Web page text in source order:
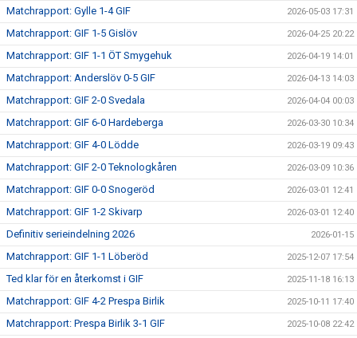
Matchrapport: Gylle 1-4 GIF 2026-05-03 17:31
Matchrapport: GIF 1-5 Gislöv 2026-04-25 20:22
Matchrapport: GIF 1-1 ÖT Smygehuk 2026-04-19 14:01
Matchrapport: Anderslöv 0-5 GIF 2026-04-13 14:03
Matchrapport: GIF 2-0 Svedala 2026-04-04 00:03
Matchrapport: GIF 6-0 Hardeberga 2026-03-30 10:34
Matchrapport: GIF 4-0 Lödde 2026-03-19 09:43
Matchrapport: GIF 2-0 Teknologkåren 2026-03-09 10:36
Matchrapport: GIF 0-0 Snogeröd 2026-03-01 12:41
Matchrapport: GIF 1-2 Skivarp 2026-03-01 12:40
Definitiv serieindelning 2026 2026-01-15
Matchrapport: GIF 1-1 Löberöd 2025-12-07 17:54
Ted klar för en återkomst i GIF 2025-11-18 16:13
Matchrapport: GIF 4-2 Prespa Birlik 2025-10-11 17:40
Matchrapport: Prespa Birlik 3-1 GIF 2025-10-08 22:42